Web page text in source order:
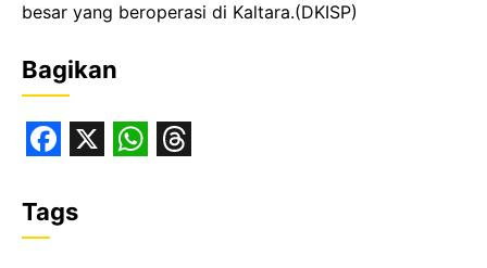
besar yang beroperasi di Kaltara.(DKISP)
Bagikan
a
c
Tags